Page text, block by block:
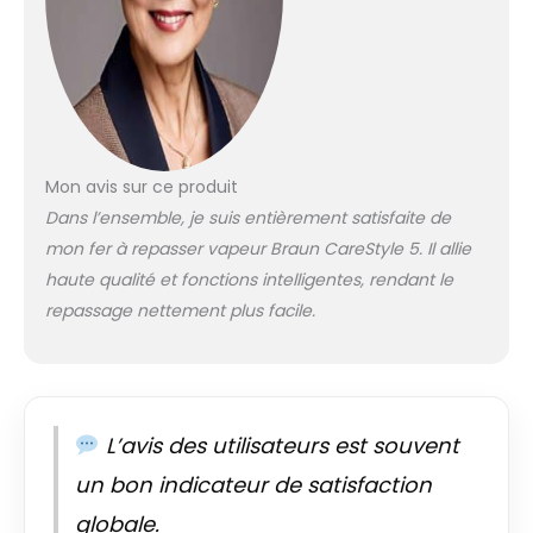
les accrocs sur
boutons, poches et
fermetures MODE
iCARE POUR TOUS LES
TISSUS :
des plus délicats
aux plus épais, pour
protéger les
vêtements tout en
garantissant un
vapeur verticale
idéale pour
défroisser
Mon avis sur ce produit
Dans l’ensemble, je suis entièrement satisfaite de
mon fer à repasser vapeur Braun CareStyle 5. Il allie
haute qualité et fonctions intelligentes, rendant le
repassage nettement plus facile.
L’avis des utilisateurs est souvent
un bon indicateur de satisfaction
globale.